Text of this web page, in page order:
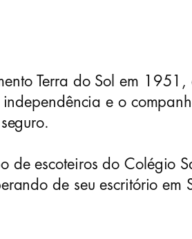
Terra do Sol em 1951,
e o
de escoteiros do Colégio
de seu escritório